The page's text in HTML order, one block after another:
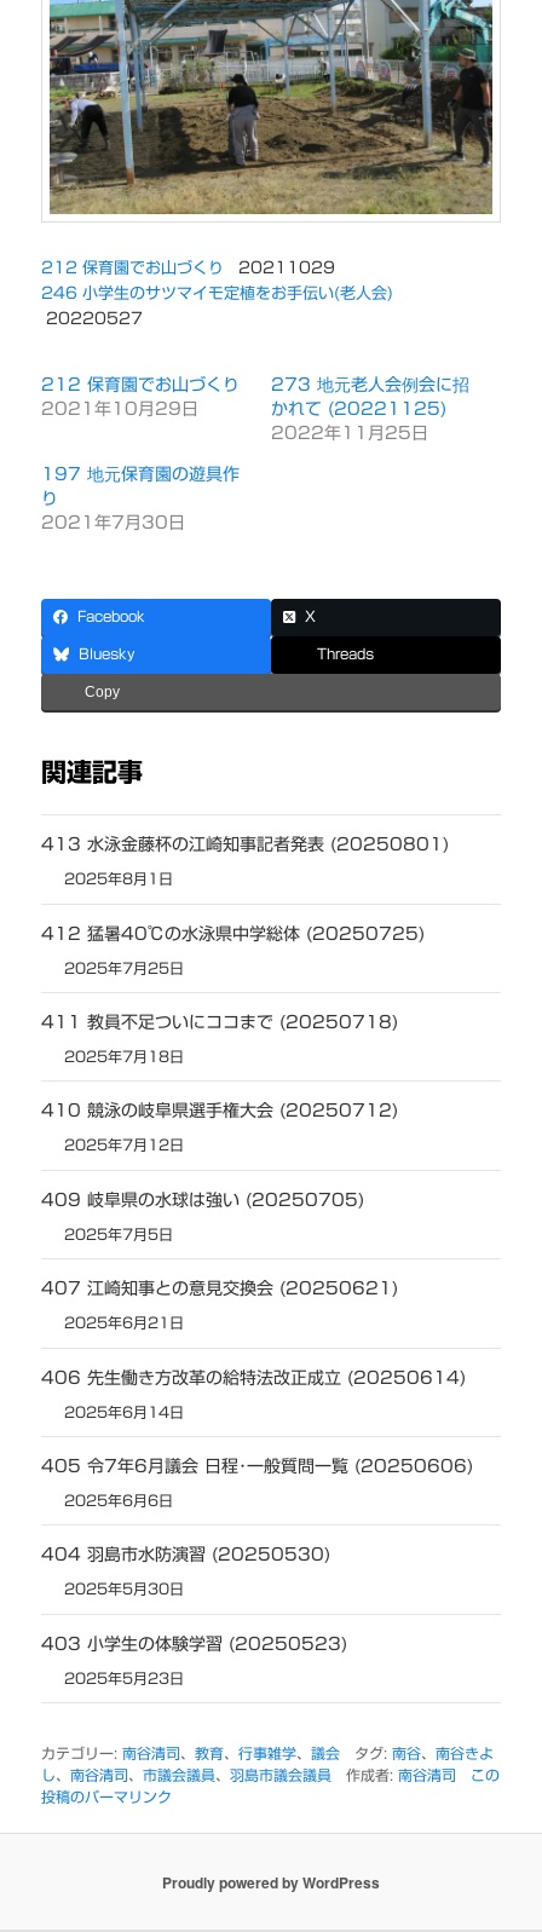
212 保育園でお山づくり
20211029
246 小学生のサツマイモ定植をお手伝い(老人会)
20220527
212 保育園でお山づくり
2021年10月29日
273 地元老人会例会に招
かれて (20221125)
2022年11月25日
197 地元保育園の遊具作
り
2021年7月30日
Facebook X
Bluesky Threads
Copy
関連記事
413 水泳金藤杯の江崎知事記者発表 (20250801)
2025年8月1日
412 猛暑40℃の水泳県中学総体 (20250725)
2025年7月25日
411 教員不足ついにココまで (20250718)
2025年7月18日
410 競泳の岐阜県選手権大会 (20250712)
2025年7月12日
409 岐阜県の水球は強い (20250705)
2025年7月5日
407 江崎知事との意見交換会 (20250621)
2025年6月21日
406 先生働き方改革の給特法改正成立 (20250614)
2025年6月14日
405 令7年6月議会 日程･一般質問一覧 (20250606)
2025年6月6日
404 羽島市水防演習 (20250530)
2025年5月30日
403 小学生の体験学習 (20250523)
2025年5月23日
カテゴリー:南谷清司、教育、行事雑学、議会 タグ:南谷、南谷きよ
し、南谷清司、市議会議員、羽島市議会議員 作成者:南谷清司
この
投稿のパーマリンク
Proudly powered by WordPress